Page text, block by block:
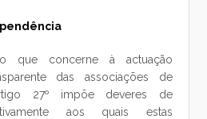
que concerne à actuação
das associações de
27º impõe deveres de
aos quais estas